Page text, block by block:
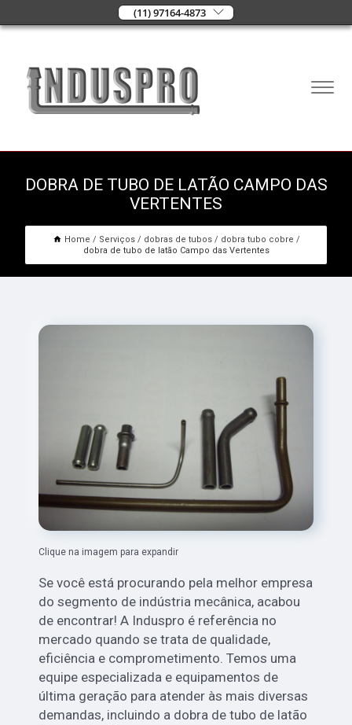
(11) 97164-4873
DOBRA DE TUBO DE LATÃO CAMPO DAS
VERTENTES
Home Serviços dobras de tubos
dobra tubo cobre
dobra de tubo de latão Campo das Vertentes
Clique na imagem para expandir
Se você está procurando pela melhor empresa
do segmento de indústria mecânica, acabou
de encontrar! A Induspro é referência no
mercado quando se trata de qualidade,
eficiência e comprometimento. Temos uma
equipe especializada e equipamentos de
última geração para atender às mais diversas
demandas, incluindo a dobra de tubo de latão